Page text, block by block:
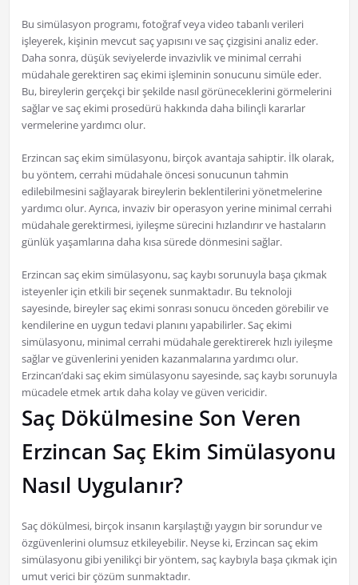
Bu simülasyon programı, fotoğraf veya video tabanlı verileri
işleyerek, kişinin mevcut saç yapısını ve saç çizgisini analiz eder.
Daha sonra, düşük seviyelerde invazivlik ve minimal cerrahi
müdahale gerektiren saç ekimi işleminin sonucunu simüle eder.
Bu, bireylerin gerçekçi bir şekilde nasıl görüneceklerini görmelerini
sağlar ve saç ekimi prosedürü hakkında daha bilinçli kararlar
vermelerine yardımcı olur.
Erzincan saç ekim simülasyonu, birçok avantaja sahiptir. İlk olarak,
bu yöntem, cerrahi müdahale öncesi sonucunun tahmin
edilebilmesini sağlayarak bireylerin beklentilerini yönetmelerine
yardımcı olur. Ayrıca, invaziv bir operasyon yerine minimal cerrahi
müdahale gerektirmesi, iyileşme sürecini hızlandırır ve hastaların
günlük yaşamlarına daha kısa sürede dönmesini sağlar.
Erzincan saç ekim simülasyonu, saç kaybı sorunuyla başa çıkmak
isteyenler için etkili bir seçenek sunmaktadır. Bu teknoloji
sayesinde, bireyler saç ekimi sonrası sonucu önceden görebilir ve
kendilerine en uygun tedavi planını yapabilirler. Saç ekimi
simülasyonu, minimal cerrahi müdahale gerektirerek hızlı iyileşme
sağlar ve güvenlerini yeniden kazanmalarına yardımcı olur.
Erzincan’daki saç ekim simülasyonu sayesinde, saç kaybı sorunuyla
mücadele etmek artık daha kolay ve güven vericidir.
Saç Dökülmesine Son Veren
Erzincan Saç Ekim Simülasyonu
Nasıl Uygulanır?
Saç dökülmesi, birçok insanın karşılaştığı yaygın bir sorundur ve
özgüvenlerini olumsuz etkileyebilir. Neyse ki, Erzincan saç ekim
simülasyonu gibi yenilikçi bir yöntem, saç kaybıyla başa çıkmak için
umut verici bir çözüm sunmaktadır.